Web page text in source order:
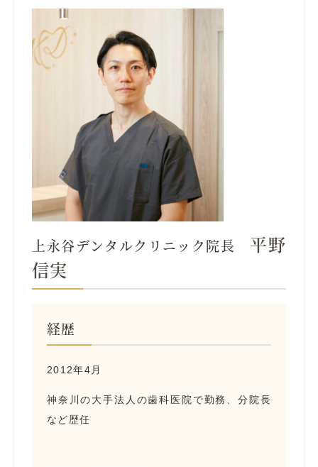
上永谷デンタルクリニック院長 平野
信実
経歴
2012年4月
神奈川の大手法人の歯科医院で勤務、分院長
など歴任